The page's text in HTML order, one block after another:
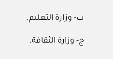
ب- وزارة التعليم.
ج- وزارة الثقافة.